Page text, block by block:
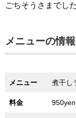
ごちそうさまでした
メニューの情報
メニュー 煮干し
料金